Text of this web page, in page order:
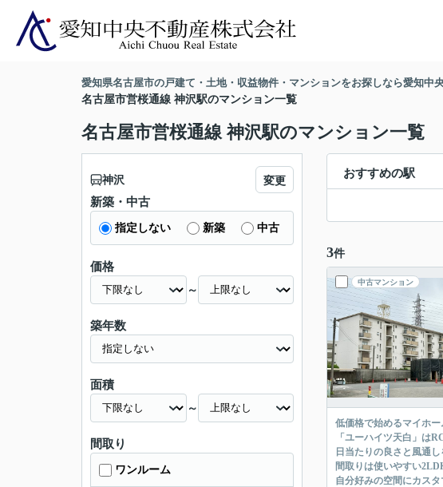
愛知県名古屋市の戸建て・土地・収益物件・マンションをお探しなら愛知中
名古屋市営桜通線 神沢駅のマンション一覧
名古屋市営桜通線 神沢駅のマンション一覧
おすすめの駅
3件
中古マンション
低価格で始めるマイホー
「ユーハイツ天白」は
日当たりの良さと風通し
間取りは使いやすい
自分好みの空間にカスタ
神沢 変更
新築・中古
指定しない 新築 中古
価格
～
築年数
面積
～
間取り
ワンルーム